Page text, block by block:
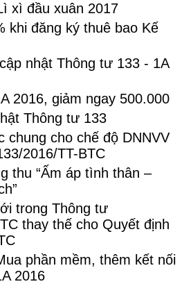
xì đầu xuân 2017
khi đăng ký thuê bao Kế
nhật Thông tư 133 - 1A
2016, giảm ngay 500.000
Thông tư 133
chung cho chế độ DNNVV
2016/TT-BTC
thu “Ấm áp tình thân –
trong Thông tư
thay thế cho Quyết định
phần mềm, thêm kết nối
2016